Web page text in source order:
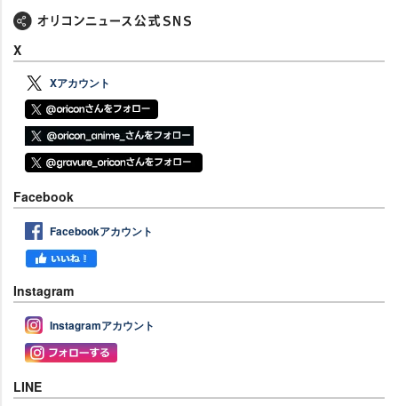
X
Xアカウント
Facebook
Facebookアカウント
Instagram
Instagramアカウント
LINE